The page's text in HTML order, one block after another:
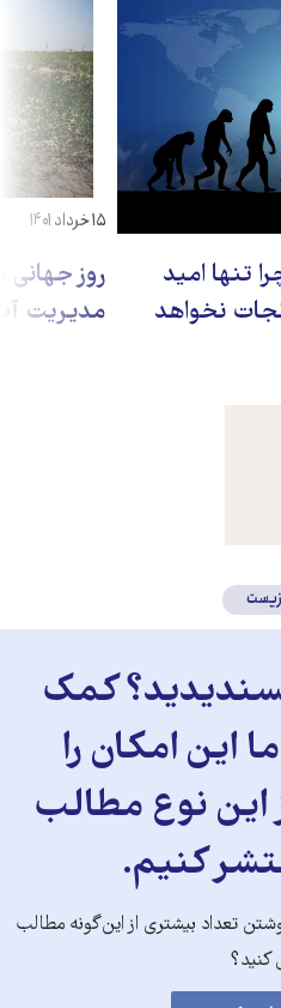
تنها امید
نخواهد
روز
مدیریت
۱۵ خرداد ۱۴۰۱
کمک
این امکان را
این نوع مطالب
کنیم.
تعداد بیشتری از این‌گونه مطالب
کنید؟